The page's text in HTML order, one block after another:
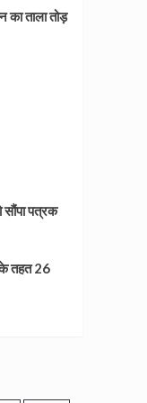
का ताला तोड़
सौंपा पत्रक
के तहत 26